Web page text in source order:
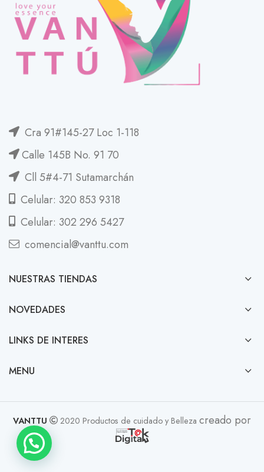
Cra 91#145-27 Loc 1-118
Calle 145B No. 91 70
Cll 5#4-71 Sutamarchán
Celular: 320 853 9318
Celular: 302 296 5427
comencial@vanttu.com
NUESTRAS TIENDAS
NOVEDADES
LINKS DE INTERES
MENU
VANTTU 2020 Productos de cuidado y Belleza creado por